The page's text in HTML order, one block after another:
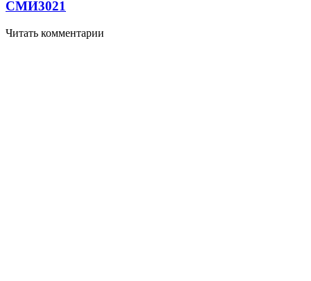
СМИ3021
Читать комментарии